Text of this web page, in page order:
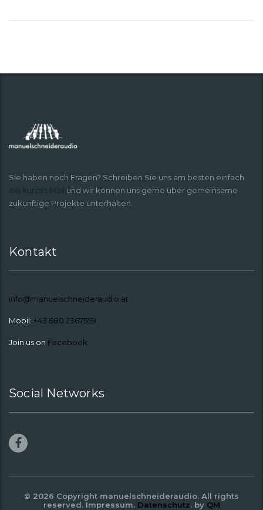
Sie haben noch Fragen? Schreiben Sie uns am besten einfach
ein kurzes Mail und wir können uns gerne über gemeinsame
zukünftige Projekte unterhalten.
Kontakt
info@manuelschneideraudio.at
Mobil: +43 680 2367559
Join us on Facebook
Social Networks
© 2026 Copyright manuelschneideraudio. All rights
reserved. Impressum. Datenschutz. by QM